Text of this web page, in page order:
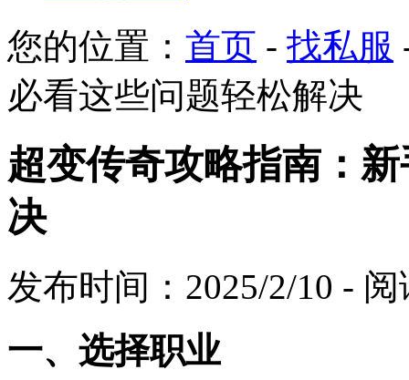
您的位置： 首页 - 找私服
必看这些问题轻松解决
超变传奇攻略指南：
决
发布时间：2025/2/10 -
一、选择职业